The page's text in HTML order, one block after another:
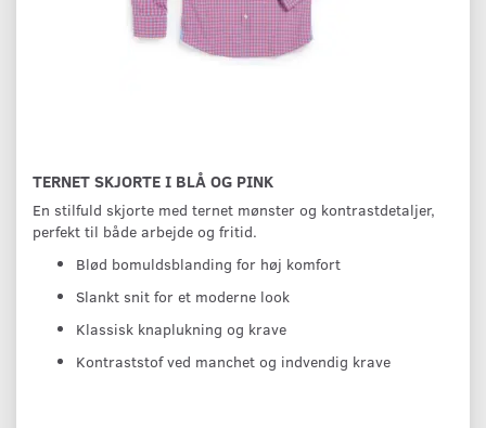
TERNET SKJORTE I BLÅ OG PINK
En stilfuld skjorte med ternet mønster og kontrastdetaljer,
perfekt til både arbejde og fritid.
Blød bomuldsblanding for høj komfort
Slankt snit for et moderne look
Klassisk knaplukning og krave
Kontraststof ved manchet og indvendig krave